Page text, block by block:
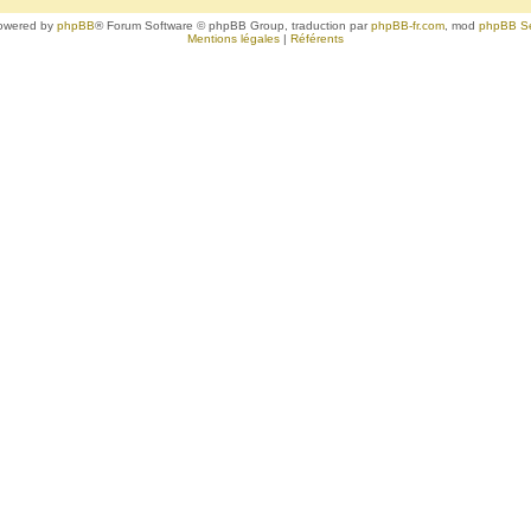
by phpBB® Forum Software © phpBB Group, traduction parphpBB-fr.com , mod phpBB
Mentions légales | Référents